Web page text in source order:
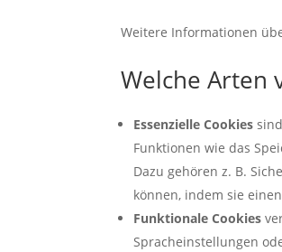
Weitere Informationen
Welche Arten
Essenzielle Cookies
Funktionen wie das
Dazu gehören z. B.
können, indem sie
Funktionale Cookies
Spracheinstellungen